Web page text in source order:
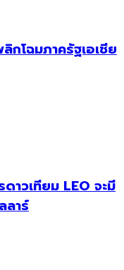
กโฉมภาครัฐเอเชีย
วเทียม LEO จะมี
ลาร์